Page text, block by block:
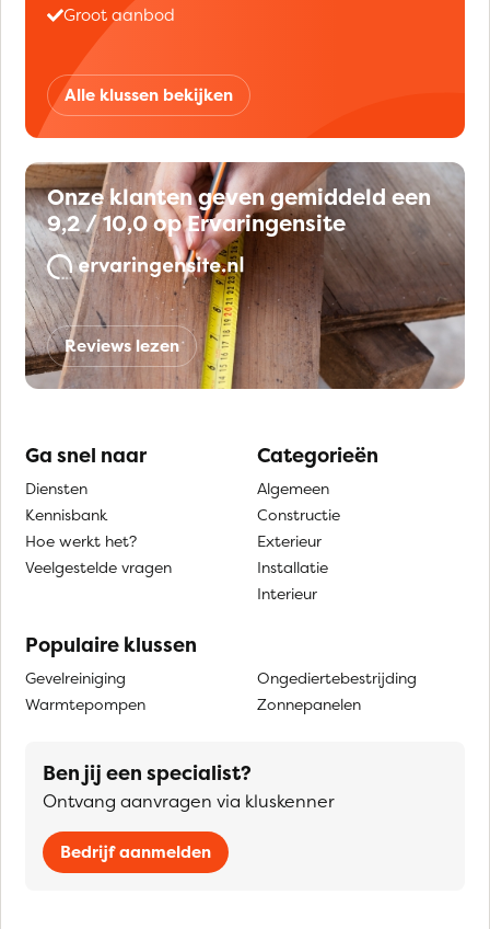
Groot aanbod
Alle klussen bekijken
Onze klanten geven gemiddeld een
9,2 / 10,0 op Ervaringensite
Reviews lezen
Ga snel naar
Diensten
Kennisbank
Hoe werkt het?
Veelgestelde vragen
Categorieën
Algemeen
Constructie
Exterieur
Installatie
Interieur
Populaire klussen
Gevelreiniging
Warmtepompen
Ongediertebestrijding
Zonnepanelen
Ben jij een specialist?
Ontvang aanvragen via kluskenner
Bedrijf aanmelden